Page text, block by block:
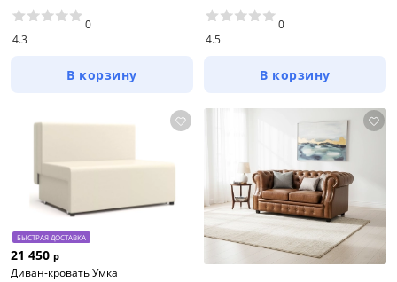
4.3
0
В корзину
4.5
0
В корзину
БЫСТРАЯ ДОСТАВКА
21 450 р
Диван-кровать Умка